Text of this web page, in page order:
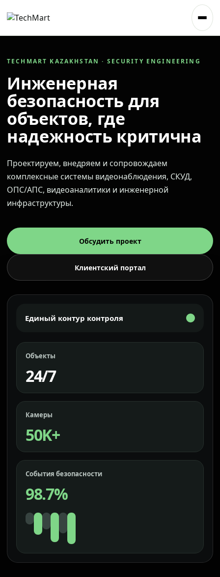
TECHMART KAZAKHSTAN · SECURITY ENGINEERING
Инженерная
безопасность для
объектов, где
надежность критична
Проектируем, внедряем и сопровождаем
комплексные системы видеонаблюдения, СКУД,
ОПС/АПС, видеоаналитики и инженерной
инфраструктуры.
Обсудить проект
Клиентский портал
Единый контур контроля
Объекты
24/7
Камеры
50K+
События безопасности
98.7%